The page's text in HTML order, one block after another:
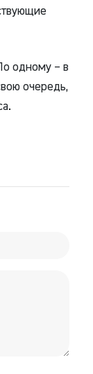
одному – в
очередь,